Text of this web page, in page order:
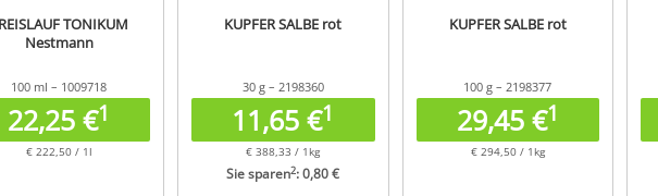
TONIKUM
Nestmann
100 ml – 1009718
22,25 €1
€ 222,50 / 1l
KUPFER SALBE rot
30 g – 2198360
11,65 €1
€ 388,33 / 1kg
Sie sparen2: 0,80 €
KUPFER SALBE rot
100 g – 2198377
29,45 €1
€ 294,50 / 1kg